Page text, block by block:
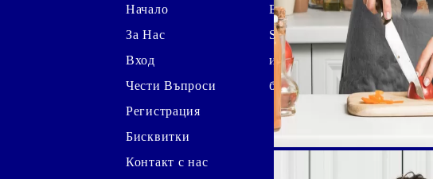
Начало
За Нас
Вход
Чести Въпроси
Регистрация
Бисквитки
Контакт с нас
Блог
Shutterstock
изображение
безплатно*